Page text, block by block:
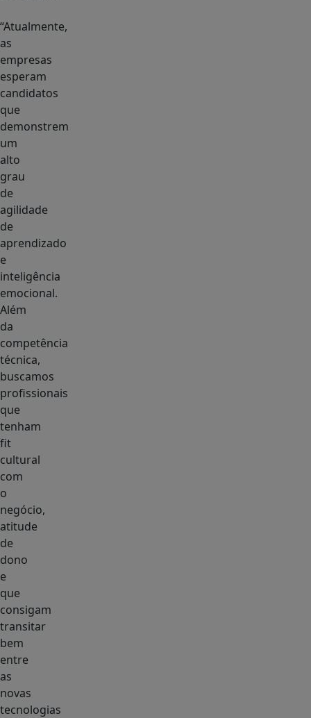
“Atualmente,
as
empresas
esperam
candidatos
que
demonstrem
um
alto
grau
de
agilidade
de
aprendizado
e
inteligência
emocional.
Além
da
competência
técnica,
buscamos
profissionais
que
tenham
fit
cultural
com
o
negócio,
atitude
de
dono
e
que
consigam
transitar
bem
entre
as
novas
tecnologias